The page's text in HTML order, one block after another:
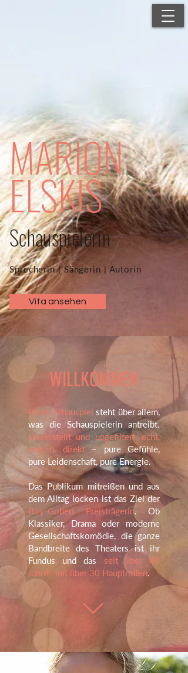
MARION
ELSKIS
Schauspielerin
Sprecherin | Sängerin | Autorin
Vita ansehen
WILLKOMMEN
Pures Schauspiel steht über allem,
was die Schauspielerin antreibt.
Unverstellt und ungefiltert, echt,
ehrlich, direkt– pure Gefühle,
pure Leidenschaft, pure Energie.
Das Publikum mitreißen und aus
dem Alltag locken ist das Ziel der
Boy-Gobert Preisträgerin. Ob
Klassiker, Drama oder moderne
Gesellschaftskomödie, die ganze
Bandbreite des Theaters ist ihr
Fundus und das seit über 40
Jahren mit über 30 Hauptrollen.